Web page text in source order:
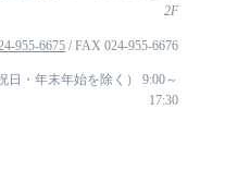
2F
955-6675 / FAX 024-955-6676
日・年末年始を除く） 9:00～
17:30